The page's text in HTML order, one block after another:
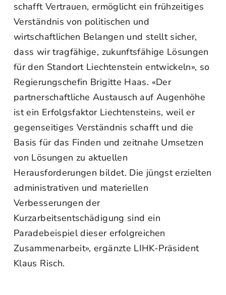
schafft Vertrauen, ermöglicht ein frühzeitiges
Verständnis von politischen und
wirtschaftlichen Belangen und stellt sicher,
dass wir tragfähige, zukunftsfähige Lösungen
für den Standort Liechtenstein entwickeln», so
Regierungschefin Brigitte Haas. «Der
partnerschaftliche Austausch auf Augenhöhe
ist ein Erfolgsfaktor Liechtensteins, weil er
gegenseitiges Verständnis schafft und die
Basis für das Finden und zeitnahe Umsetzen
von Lösungen zu aktuellen
Herausforderungen bildet. Die jüngst erzielten
administrativen und materiellen
Verbesserungen der
Kurzarbeitsentschädigung sind ein
Paradebeispiel dieser erfolgreichen
Zusammenarbeit», ergänzte LIHK-Präsident
Klaus Risch.